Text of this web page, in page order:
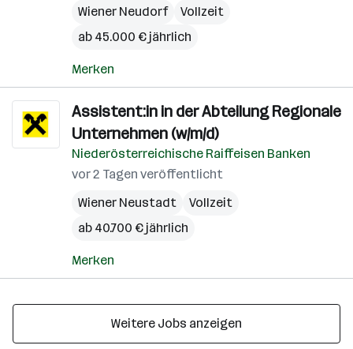
Wiener Neudorf
Vollzeit
ab 45.000 € jährlich
Merken
Assistent:in in der Abteilung Regionale
Unternehmen (w/m/d)
Niederösterreichische Raiffeisen Banken
vor 2 Tagen veröffentlicht
Wiener Neustadt
Vollzeit
ab 40.700 € jährlich
Merken
Weitere Jobs anzeigen